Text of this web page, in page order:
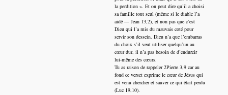
la perdition ». Et on peut dire qu’il a choisi
sa famille tout seul (même si le diable l’a
aidé — Jean 13,2), et non pas que c’est
Dieu qui l’a mis du mauvais coté pour
servir son dessein. Dieu n’a que l’embarras
du choix s’il veut utiliser quelqu’un au
cœur dur, il n’a pas besoin de d’endurcir
lui-même des cœurs.
Tu as raison de rappeler 2Pierre 3,9 car au
fond ce verset exprime le cœur de Jésus qui
est venu chercher et sauver ce qui était perdu
(Luc 19,10).